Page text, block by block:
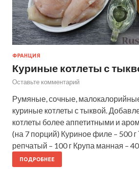
ФРАНЦИЯ
Куриные котлеты с
Оставьте комментарий
Румяные, сочные,
куриные котлеты с тыквой.
котлеты более аппетитными и
(на 7 порций) Куриное филе – 500 г
репчатый – 100 г Крупа манная –
ПОДРОБНЕЕ